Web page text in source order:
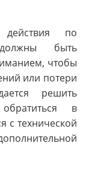
по
быть
чтобы
или потери
решить
обратиться в
с технической